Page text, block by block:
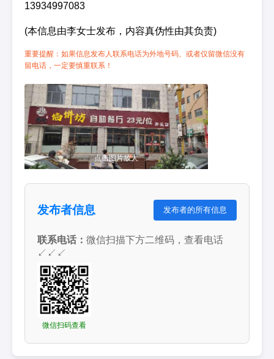
13934997083
(本信息由李女士发布，内容真伪性由其负责)
重要提醒：如果信息发布人联系电话为外地号码、或者仅留微信没有
留电话，一定要慎重联系！
点击图片放大
发布者信息 发布者的所有信息
联系电话： 微信扫描下方二维码，查看电话
↙↙↙
微信扫码查看